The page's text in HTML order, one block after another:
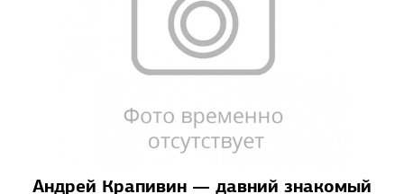
Андрей Крапивин — давний знакомый